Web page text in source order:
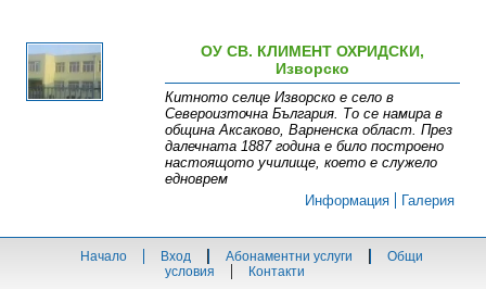
ОУ СВ. КЛИМЕНТ ОХРИДСКИ,
Изворско
Китното селце Изворско е село в
Североизточна България. То се намира в
община Аксаково, Варненска област. През
далечната 1887 година е било построено
настоящото училище, което е служело
едноврем
Информация
Галерия
Начало Вход Абонаментни услуги
Общи
условия
Контакти